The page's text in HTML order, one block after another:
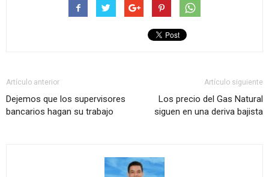
Artículo anterior
Dejemos que los supervisores
bancarios hagan su trabajo
Artículo siguiente
Los precio del Gas Natural
siguen en una deriva bajista